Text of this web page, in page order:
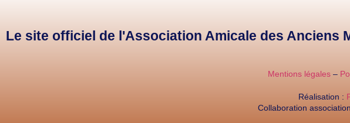
Le site officiel de l'Association Amicale des Anciens
Mentions légales –
Réalisation :
Collaboration